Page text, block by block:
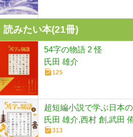
読みたい本(21冊)
54字の物語 2 怪
氏田 雄介
125
超短編小説で学ぶ日本
氏田 雄介,西村 創,武田
313